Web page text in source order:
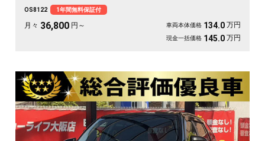
コーダー付きで万が一の時も映像で安心。走りに彩りを添える一台です《1年保
証付》🚗✨💚💺😎
OS8122 1年間無料保証付
月々 36,800 円～ 車両本体価格 134.0 万円
現金一括価格 145.0 万円